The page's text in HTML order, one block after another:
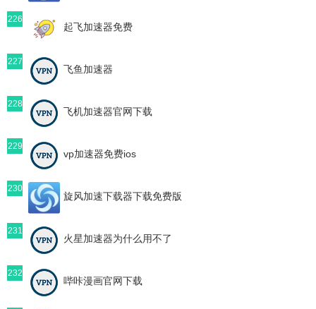
226
起飞加速器免费
227
飞鱼加速器
228
飞机加速器官网下载
229
vp加速器免费ios
230
旋风加速下载器下载免费版
231
火星加速器为什么用不了
232
哔咔漫画官网下载